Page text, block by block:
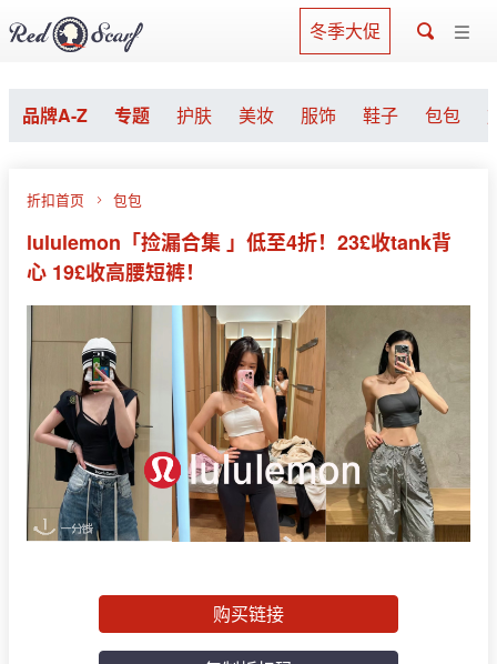
冬季大促
品牌A-Z 专题 护肤 美妆 服饰 鞋子 包包
折扣首页 包包
lululemon「捡漏合集 」低至4折！23£收tank背
心 19£收高腰短裤！
购买链接